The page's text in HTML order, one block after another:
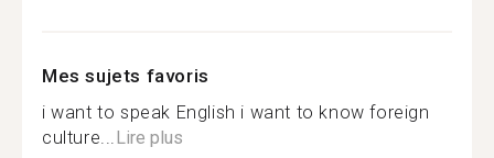
Mes sujets favoris
i want to speak English i want to know foreign
culture...Lire plus